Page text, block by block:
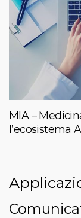
MIA –
l’ecosistema